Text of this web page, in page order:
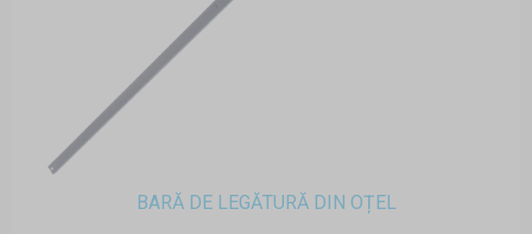
BARĂ DE LEGĂTURĂ DIN OȚEL